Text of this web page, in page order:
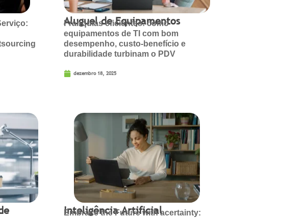
Aluguel de Equipamentos
Franquias eficientes: como
equipamentos de TI com bom
desempenho, custo-benefício e
durabilidade turbinam o PDV
dezembro 18, 2025
Inteligência Artificial
Embrace the Future with acertainty: